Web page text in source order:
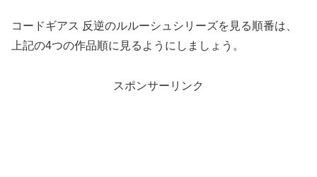
コードギアス 反逆のルルーシュシリーズを見る順番は、
上記の4つの作品順に見るようにしましょう。
スポンサーリンク